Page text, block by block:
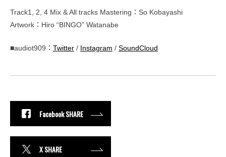
Track1, 2, 4 Mix & All tracks Mastering：So Kobayashi
Artwork：Hiro “BINGO” Watanabe
■audiot909： Twitter / Instagram / SoundCloud
Facebook SHARE
X SHARE